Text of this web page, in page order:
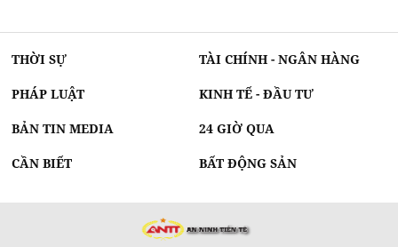
THỜI SỰ TÀI CHÍNH - NGÂN HÀNG
PHÁP LUẬT KINH TẾ - ĐẦU TƯ
BẢN TIN MEDIA 24 GIỜ QUA
CẦN BIẾT BẤT ĐỘNG SẢN